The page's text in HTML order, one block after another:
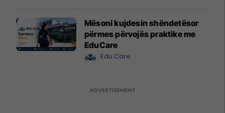
Mësoni kujdesin shëndetësor
përmes përvojës praktike me
EduCare
Edu Care